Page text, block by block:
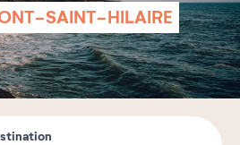
SAINT-HILAIRE